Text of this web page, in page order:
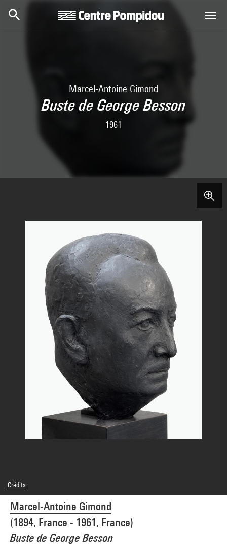
Marcel-Antoine Gimond
Buste de George Besson
1961
Marcel-Antoine Gimond
(1894, France - 1961, France)
Buste de George Besson
Crédits
Légende : Récolement, image du Musée des Beaux- Arts et d'Archéologie de
Besançon
© Adagp, Paris
Crédit photographique : Musée des Beaux-Arts et d'Archéologie de Besançon - Mairie
de Besançon